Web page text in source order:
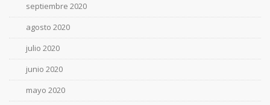
septiembre 2020
agosto 2020
julio 2020
junio 2020
mayo 2020